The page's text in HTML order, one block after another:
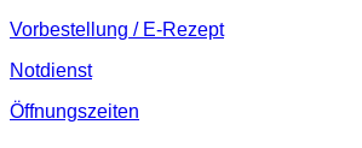
Vorbestellung / E-Rezept
Notdienst
Öffnungszeiten